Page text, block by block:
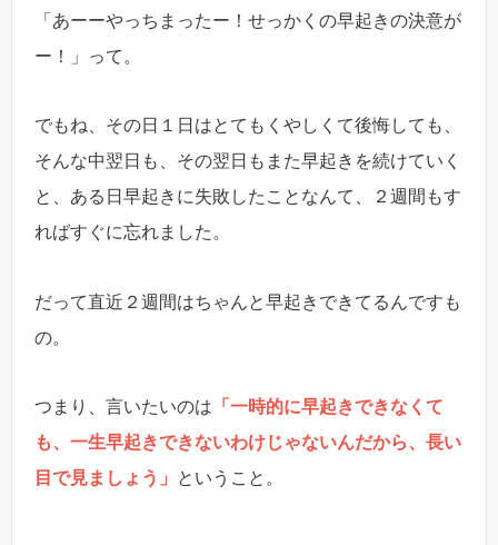
「あーーやっちまったー！せっかくの早起きの決意が
ー！」って。
でもね、その日１日はとてもくやしくて後悔しても、
そんな中翌日も、その翌日もまた早起きを続けていく
と、ある日早起きに失敗したことなんて、２週間もす
ればすぐに忘れました。
だって直近２週間はちゃんと早起きできてるんですも
の。
つまり、言いたいのは 「一時的に早起きできなくて
も、一生早起きできないわけじゃないんだから、長い
目で見ましょう」
ということ。